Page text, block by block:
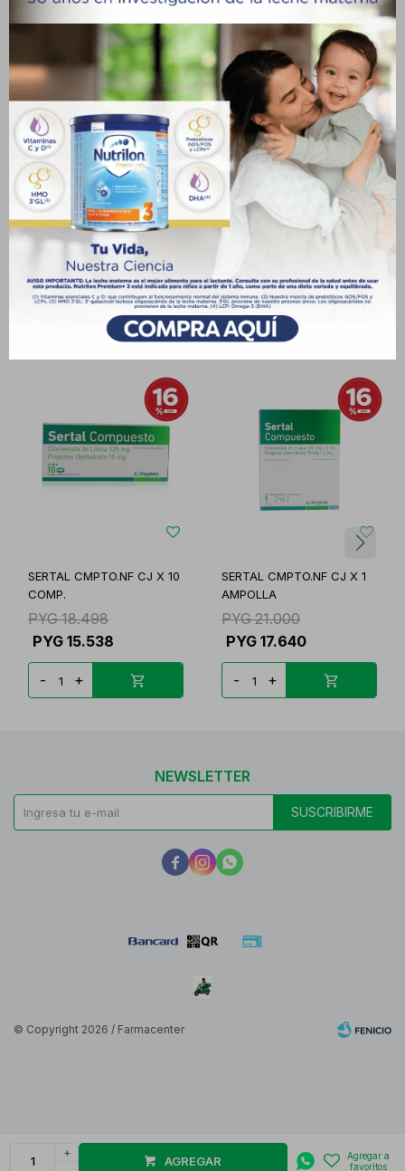
+
AGREGAR
Descripción
INDICACIONES ES UN MEDICAMENTO ESPASMOLÍTICO
ANALGÉSICO DESTINADO A LA TERAPÉUTICA PATOGÉNICA Y
SINTOMÁTICA DE LOS SÍNDROMES ESP
Productos que te pueden interesar
SERTAL CMPTO.NF CJ X 10
COMP.
PYG 18.498
PYG 15.538
- +
SERTAL CMPTO.NF CJ X 1
AMPOLLA
PYG 21.000
PYG 17.640
- +
NEWSLETTER
SUSCRIBIRME
  
© Copyright 2026 / Farmacenter
Fenicio